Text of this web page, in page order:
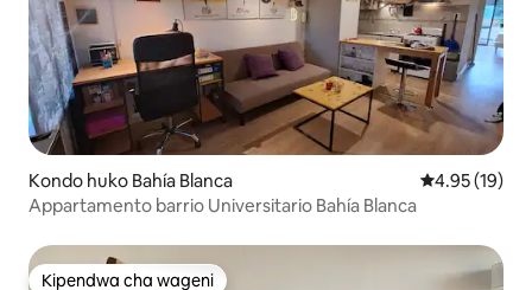
Kondo huko Bahía Blanca Ukadiriaji wa
4.95 (19)
Appartamento barrio Universitario Bahía Blanca
Kipendwa cha wageni